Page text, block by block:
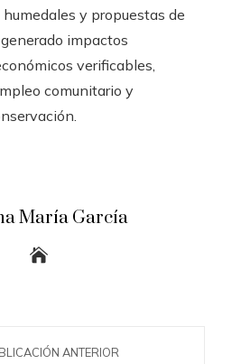
y propuestas de
impactos
verificables,
comunitario y
María García
ANTERIOR